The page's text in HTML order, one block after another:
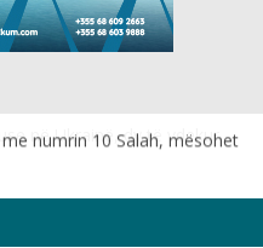
numrin 10 Salah, mësohet